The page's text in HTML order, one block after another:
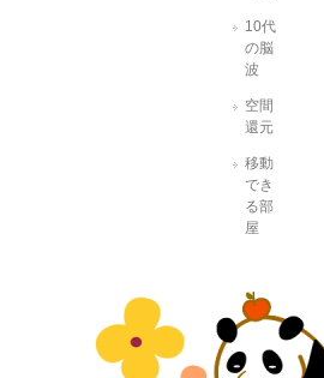
10代
の脳
波
空間
還元
移動
でき
る部
屋